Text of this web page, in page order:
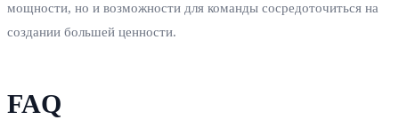
мощности, но и возможности для команды сосредоточиться на
создании большей ценности.
FAQ